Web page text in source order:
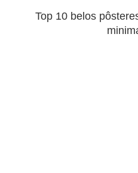
Top 10 belos